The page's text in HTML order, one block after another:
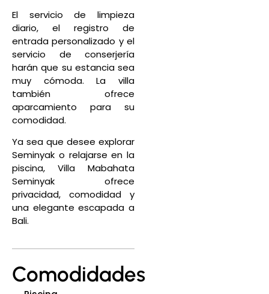
El servicio de limpieza
diario, el registro de
entrada personalizado y el
servicio de conserjería
harán que su estancia sea
muy cómoda. La villa
también ofrece
aparcamiento para su
comodidad.
Ya sea que desee explorar
Seminyak o relajarse en la
piscina, Villa Mabahata
Seminyak ofrece
privacidad, comodidad y
una elegante escapada a
Bali.
Comodidades